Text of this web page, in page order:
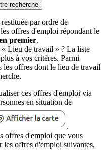
recherche
par ordre de
offres d'emploi répondant le
premier.
« Lieu de travail » ? La liste
à vos critères. Parmi
les offres dont le lieu de travail
ces offres d'emploi via
en situation de
.
offres d'emploi que vous
les offres d'emploi suivantes,